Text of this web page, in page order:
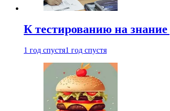
К тестированию на знание
1 год спустя1 год спустя